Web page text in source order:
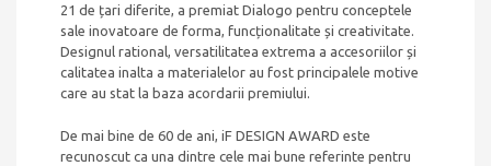
21 de țari diferite, a premiat Dialogo pentru conceptele
sale inovatoare de forma, funcționalitate și creativitate.
Designul rational, versatilitatea extrema a accesoriilor și
calitatea inalta a materialelor au fost principalele motive
care au stat la baza acordarii premiului.
De mai bine de 60 de ani, iF DESIGN AWARD este
recunoscut ca una dintre cele mai bune referinte pentru